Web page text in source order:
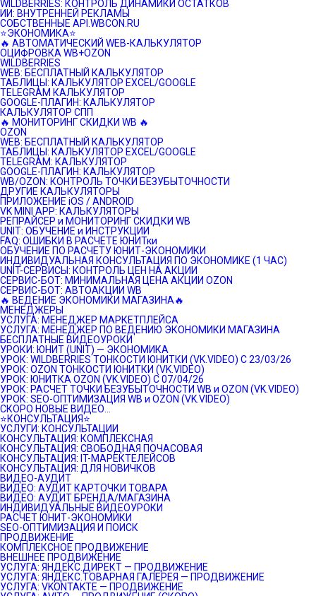
WILDBERRIES: КОНТРОЛЬ ДИНАМИКИ ОСТАТКОВ
ИИ: ВНУТРЕННЕЙ РЕКЛАМЫ
СОБСТВЕННЫЕ API.WBCON.RU
⭐️ЭКОНОМИКА⭐️
🔥 АВТОМАТИЧЕСКИЙ WEB-КАЛЬКУЛЯТОР
ОЦИФРОВКА WB+OZON
WILDBERRIES
WEB: БЕСПЛАТНЫЙ КАЛЬКУЛЯТОР
ТАБЛИЦЫ: КАЛЬКУЛЯТОР EXCEL/GOOGLE
TELEGRAM КАЛЬКУЛЯТОР
GOOGLE-ПЛАГИН: КАЛЬКУЛЯТОР
КАЛЬКУЛЯТОР СПП
🔥 МОНИТОРИНГ СКИДКИ WB 🔥
OZON
WEB: БЕСПЛАТНЫЙ КАЛЬКУЛЯТОР
ТАБЛИЦЫ: КАЛЬКУЛЯТОР EXCEL/GOOGLE
TELEGRAM: КАЛЬКУЛЯТОР
GOOGLE-ПЛАГИН: КАЛЬКУЛЯТОР
WB/OZON: КОНТРОЛЬ ТОЧКИ БЕЗУБЫТОЧНОСТИ
ДРУГИЕ КАЛЬКУЛЯТОРЫ
ПРИЛОЖЕНИЕ iOS / ANDROID
VK MINI APP: КАЛЬКУЛЯТОРЫ
РЕПРАЙСЕР и МОНИТОРИНГ СКИДКИ WB
UNIT: ОБУЧЕНИЕ и ИНСТРУКЦИИ
FAQ: ОШИБКИ В РАСЧЕТЕ ЮНИТки
ОБУЧЕНИЕ ПО РАСЧЕТУ ЮНИТ-ЭКОНОМИКИ
ИНДИВИДУАЛЬНАЯ КОНСУЛЬТАЦИЯ ПО ЭКОНОМИКЕ (1 ЧАС)
UNIT-СЕРВИСЫ: КОНТРОЛЬ ЦЕН НА АКЦИИ
СЕРВИС-БОТ: МИНИМАЛЬНАЯ ЦЕНА АКЦИИ OZON
СЕРВИС-БОТ: АВТОАКЦИИ WB
🔥 ВЕДЕНИЕ ЭКОНОМИКИ МАГАЗИНА🔥
МЕНЕДЖЕРЫ
УСЛУГА: МЕНЕДЖЕР МАРКЕТПЛЕЙСА
УСЛУГА: МЕНЕДЖЕР ПО ВЕДЕНИЮ ЭКОНОМИКИ МАГАЗИНА
БЕСПЛАТНЫЕ ВИДЕОУРОКИ
УРОКИ: ЮНИТ (UNIT) — ЭКОНОМИКА
УРОК: WILDBERRIES ТОНКОСТИ ЮНИТКИ (VK.VIDEO) C 23/03/26
УРОК: OZON ТОНКОСТИ ЮНИТКИ (VK.VIDEO)
УРОК: ЮНИТКА OZON (VK.VIDEO) C 07/04/26
УРОК: РАСЧЕТ ТОЧКИ БЕЗУБЫТОЧНОСТИ WB и OZON (VK.VIDEO)
УРОК: SEO-ОПТИМИЗАЦИЯ WB и OZON (VK.VIDEO)
СКОРО НОВЫЕ ВИДЕО…
⭐️КОНСУЛЬТАЦИЯ⭐️
УСЛУГИ: КОНСУЛЬТАЦИИ
КОНСУЛЬТАЦИЯ: КОМПЛЕКСНАЯ
КОНСУЛЬТАЦИЯ: СВОБОДНАЯ ПОЧАСОВАЯ
КОНСУЛЬТАЦИЯ: IT-МАРЕКТЕЛЕЙСОВ
КОНСУЛЬТАЦИЯ: ДЛЯ НОВИЧКОВ
ВИДЕО-АУДИТ
ВИДЕО: АУДИТ КАРТОЧКИ ТОВАРА
ВИДЕО: АУДИТ БРЕНДА/МАГАЗИНА
ИНДИВИДУАЛЬНЫЕ ВИДЕОУРОКИ
РАСЧЕТ ЮНИТ-ЭКОНОМИКИ
SEO-ОПТИМИЗАЦИЯ И ПОИСК
ПРОДВИЖЕНИЕ
КОМПЛЕКСНОЕ ПРОДВИЖЕНИЕ
ВНЕШНЕЕ ПРОДВИЖЕНИЕ
УСЛУГА: ЯНДЕКС.ДИРЕКТ — ПРОДВИЖЕНИЕ
УСЛУГА: ЯНДЕКС.ТОВАРНАЯ ГАЛЕРЕЯ — ПРОДВИЖЕНИЕ
УСЛУГА: VKONTAKTE — ПРОДВИЖЕНИЕ